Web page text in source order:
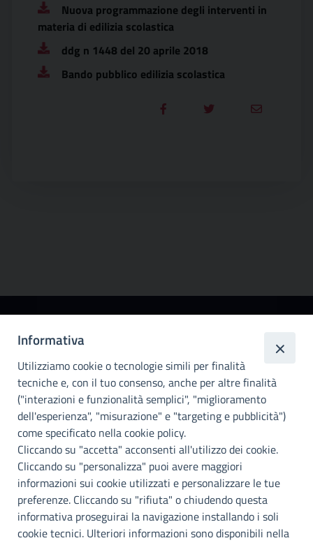
Nuova programmazione degli interventi in
materia di edilizia scolastica
ddg n 1448 del 20 aprile 2018
Bando pubblico edilizia scolastica
metropolitana di
Palermo
Info e contatti
Città Metropoliitana di Palermo
Via Maqueda, 100 - 90134 - Palermo
Cod. Fisc. 80021470820
PEC: cm.pa@cert.cittametropolitana.pa.it
I nostri canali social
Accessibilità
Informativa
Utilizziamo cookie o tecnologie simili per finalità
tecniche e, con il tuo consenso, anche per altre finalità
("interazioni e funzionalità semplici", "miglioramento
dell'esperienza", "misurazione" e "targeting e pubblicità")
come specificato nella cookie policy.
Cliccando su "accetta" acconsenti all'utilizzo dei cookie.
Cliccando su "personalizza" puoi avere maggiori
informazioni sui cookie utilizzati e personalizzare le tue
preferenze. Cliccando su "rifiuta" o chiudendo questa
informativa proseguirai la navigazione installando i soli
cookie tecnici. Ulteriori informazioni sono disponibili nella